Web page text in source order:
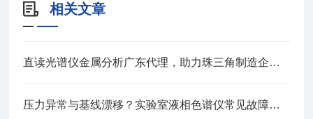
相关文章
直读光谱仪金属分析广东代理，助力珠三角制造企业材料质控升级
压力异常与基线漂移？实验室液相色谱仪常见故障排查实战